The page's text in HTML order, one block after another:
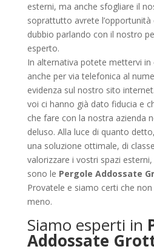
esterni, ma anche sfogliare il
soprattutto avrete l’opportunità
dubbio parlando con il nostro
esperto.
In alternativa potete mettervi
anche per via telefonica al
evidenza sul nostro sito
voi ci hanno già dato fiducia e
che fare con la nostra azienda
deluso. Alla luce di quanto
una soluzione ottimale, di
valorizzare i vostri spazi
sono le Pergole Addossate
Provatele e siamo certi che
meno.
Siamo esperti in
Addossate